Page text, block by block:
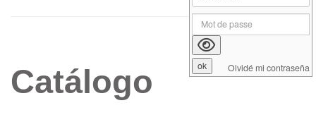
Catálogo Olvidé mi contraseña